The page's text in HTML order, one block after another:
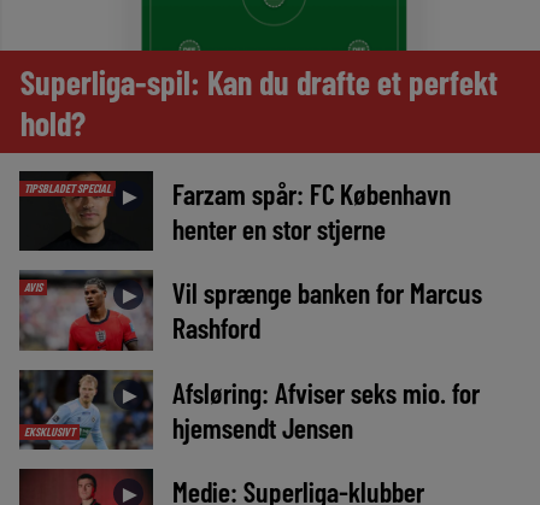
Superliga-spil: Kan du drafte et perfekt
hold?
TIPSBLADET SPECIAL ►
Farzam spår: FC København
henter en stor stjerne
AVIS ►
Vil sprænge banken for Marcus
Rashford
EKSKLUSIVT
►
Afsløring: Afviser seks mio. for
hjemsendt Jensen
► Medie: Superliga-klubber